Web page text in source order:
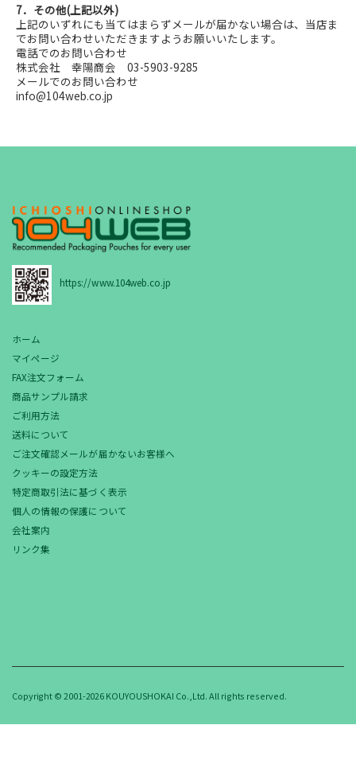
7．その他(上記以外)
上記のいずれにも当てはまらずメールが届かない場合は、当店ま
でお問い合わせいただきますようお願いいたします。
電話でのお問い合わせ
株式会社 幸陽商会 03-5903-9285
メールでのお問い合わせ
info@104web.co.jp
https://www.104web.co.jp
ホーム
マイページ
FAX注文フォーム
商品サンプル請求
ご利用方法
送料について
ご注文確認メールが届かないお客様へ
クッキーの設定方法
特定商取引法に基づく表示
個人の情報の保護について
会社案内
リンク集
Copyright © 2001-2026 KOUYOUSHOKAI Co.,Ltd. All rights reserved.